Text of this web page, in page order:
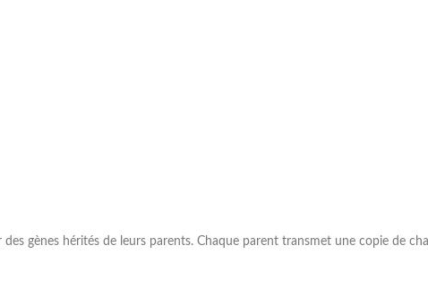
gènes hérités de leurs parents. Chaque parent transmet une copie de